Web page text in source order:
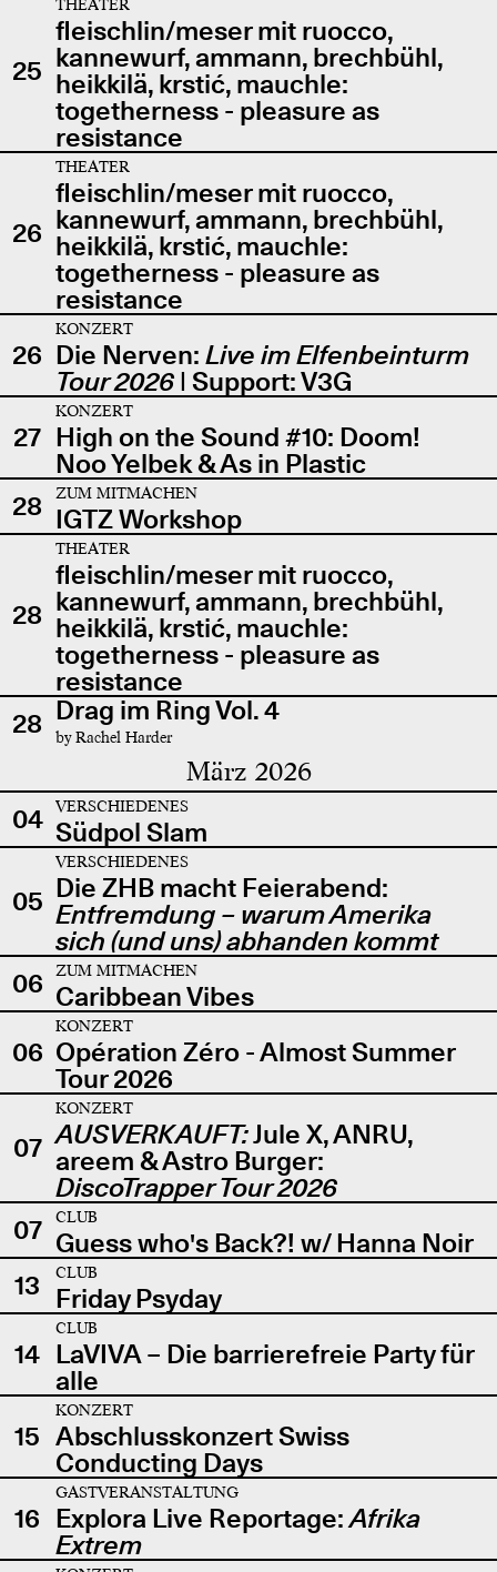
25
THEATER
fleischlin/meser mit ruocco,
kannewurf, ammann, brechbühl,
heikkilä, krstić, mauchle:
togetherness - pleasure as
resistance
26
THEATER
fleischlin/meser mit ruocco,
kannewurf, ammann, brechbühl,
heikkilä, krstić, mauchle:
togetherness - pleasure as
resistance
26
KONZERT
Die Nerven: Live im Elfenbeinturm
Tour 2026| Support: V3G
27
KONZERT
High on the Sound #10: Doom!
Noo Yelbek & As in Plastic
28
ZUM MITMACHEN
IGTZ Workshop
28
THEATER
fleischlin/meser mit ruocco,
kannewurf, ammann, brechbühl,
heikkilä, krstić, mauchle:
togetherness - pleasure as
resistance
28 Drag im Ring Vol. 4
by Rachel Harder
März 2026
04 VERSCHIEDENES
Südpol Slam
05
VERSCHIEDENES
Die ZHB macht Feierabend:
Entfremdung – warum Amerika
sich (und uns) abhanden kommt
06
ZUM MITMACHEN
Caribbean Vibes
06
KONZERT
Opération Zéro - Almost Summer
Tour 2026
07
KONZERT
AUSVERKAUFT:Jule X, ANRU,
areem & Astro Burger:
DiscoTrapper Tour 2026
07
CLUB
Guess who's Back?! w/ Hanna Noir
13
CLUB
Friday Psyday
14
CLUB
LaVIVA – Die barrierefreie Party für
alle
15
KONZERT
Abschlusskonzert Swiss
Conducting Days
16
GASTVERANSTALTUNG
Explora Live Reportage:Afrika
Extrem